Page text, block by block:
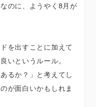
のに、ようやく8月が
を出すことに加えて
いというルール。
るか？」と考えてし
が面白いかもしれま